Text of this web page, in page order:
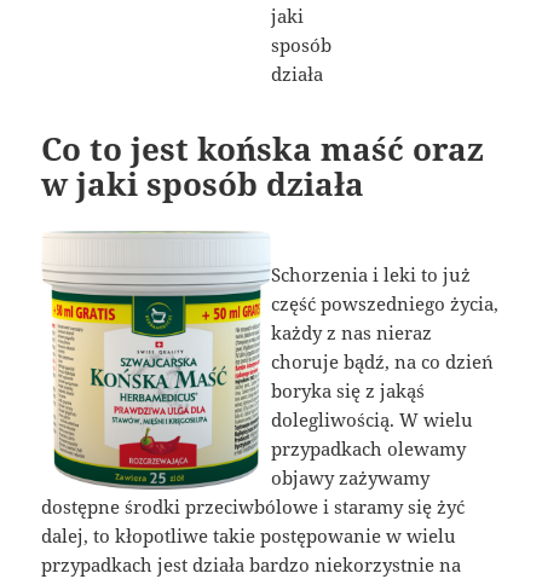
Co to jest końska maść oraz
w jaki sposób działa
Schorzenia i leki to już
część powszedniego życia,
każdy z nas nieraz
choruje bądź, na co dzień
boryka się z jakąś
dolegliwością. W wielu
przypadkach olewamy
objawy zażywamy
dostępne środki przeciwbólowe i staramy się żyć
dalej, to kłopotliwe takie postępowanie w wielu
przypadkach jest działa bardzo niekorzystnie na